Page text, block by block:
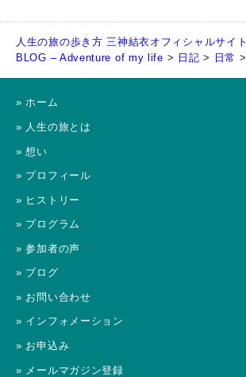
人生の旅の歩き方 三神結衣オフィシャルサイト
BLOG – Adventure of my life > 日記 > 日常 >
» ホーム
» 人生の旅とは
» 想い
» プロフィール
» ヒストリー
» プログラム
» 参加者の声
» ブログ
» お問い合わせ
» インフォメーション
» お申込み
» メールマガジン登録